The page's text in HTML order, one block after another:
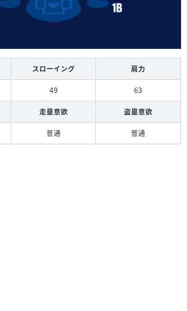
スローイング 肩力
49 63
走塁意欲 盗塁意欲
普通 普通